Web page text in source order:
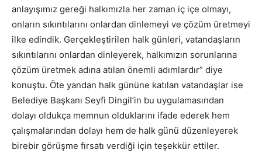
anlayışımız gereği halkımızla her zaman iç içe olmayı,
onların sıkıntılarını onlardan dinlemeyi ve çözüm üretmeyi
ilke edindik. Gerçekleştirilen halk günleri, vatandaşların
sıkıntılarını onlardan dinleyerek, halkımızın sorunlarına
çözüm üretmek adına atılan önemli adımlardır” diye
konuştu. Öte yandan halk gününe katılan vatandaşlar ise
Belediye Başkanı Seyfi Dingil’in bu uygulamasından
dolayı oldukça memnun olduklarını ifade ederek hem
çalışmalarından dolayı hem de halk günü düzenleyerek
birebir görüşme fırsatı verdiği için teşekkür ettiler.